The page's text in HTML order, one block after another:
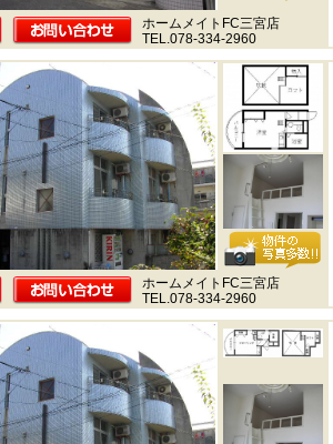
ホームメイトFC三宮店
TEL.078-334-2960
ホームメイトFC三宮店
TEL.078-334-2960